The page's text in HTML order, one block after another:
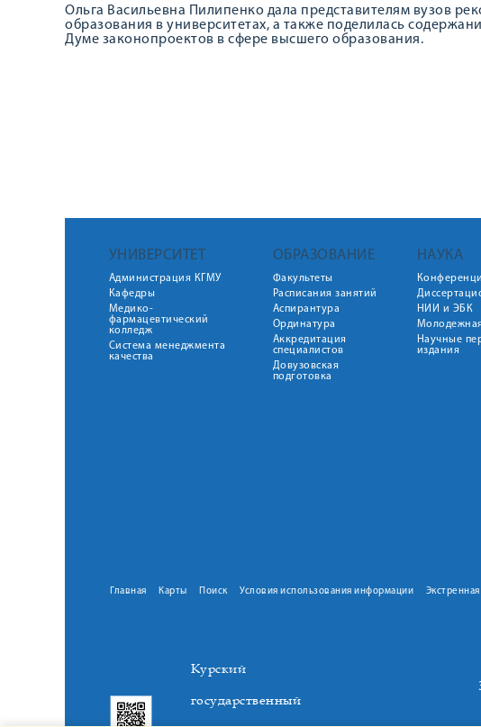
Ольга Васильевна Пилипенко дала представителям вузов
образования в университетах, а также поделилась
Думе законопроектов в сфере высшего образования.
УНИВЕРСИТЕТ
Администрация КГМУ
Кафедры
Медико-
фармацевтический
колледж
Система менеджмента
качества
ОБРАЗОВАНИЕ
Факультеты
Расписания занятий
Аспирантура
Ординатура
Аккредитация
специалистов
Довузовская
подготовка
НАУКА
НИИ и ЭБК
Научные
издания
Главная Карты Поиск Условия использования информации
Курский
государственный